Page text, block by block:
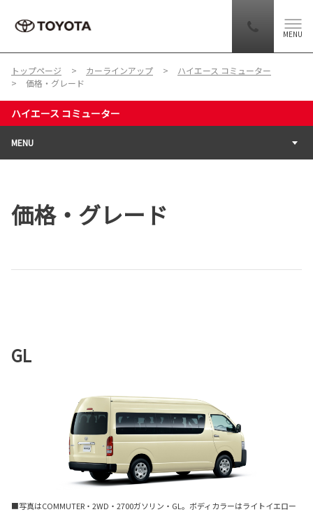
MENU
トップページ カーラインアップ
ハイエース コミューター
価格・グレード
ハイエース コミューター
MENU
価格・グレード
GL
■写真はCOMMUTER・2WD・2700ガソリン・GL。ボディカラーはライトイエロー